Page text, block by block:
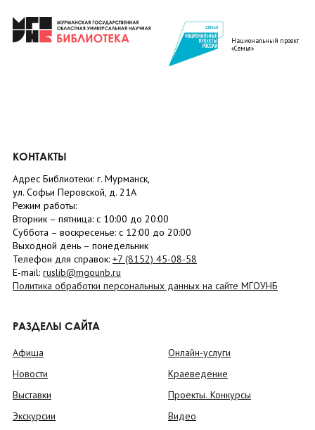
Национальный проект
«Семья»
КОНТАКТЫ
Адрес Библиотеки: г. Мурманск,
ул. Софьи Перовской, д. 21А
Режим работы:
Вторник – пятница: с 10:00 до 20:00
Суббота – воскресенье: c 12:00 до 20:00
Выходной день – понедельник
Телефон для справок: +7 (8152) 45-08-58
E-mail: ruslib@mgounb.ru
Политика обработки персональных данных на сайте МГОУНБ
РАЗДЕЛЫ САЙТА
Афиша
Новости
Выставки
Экскурсии
Онлайн-услуги
Краеведение
Проекты. Конкурсы
Видео